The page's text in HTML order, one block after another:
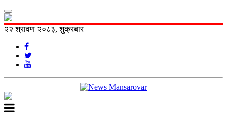
२२ श्रावण २०८३, शुक्रबार